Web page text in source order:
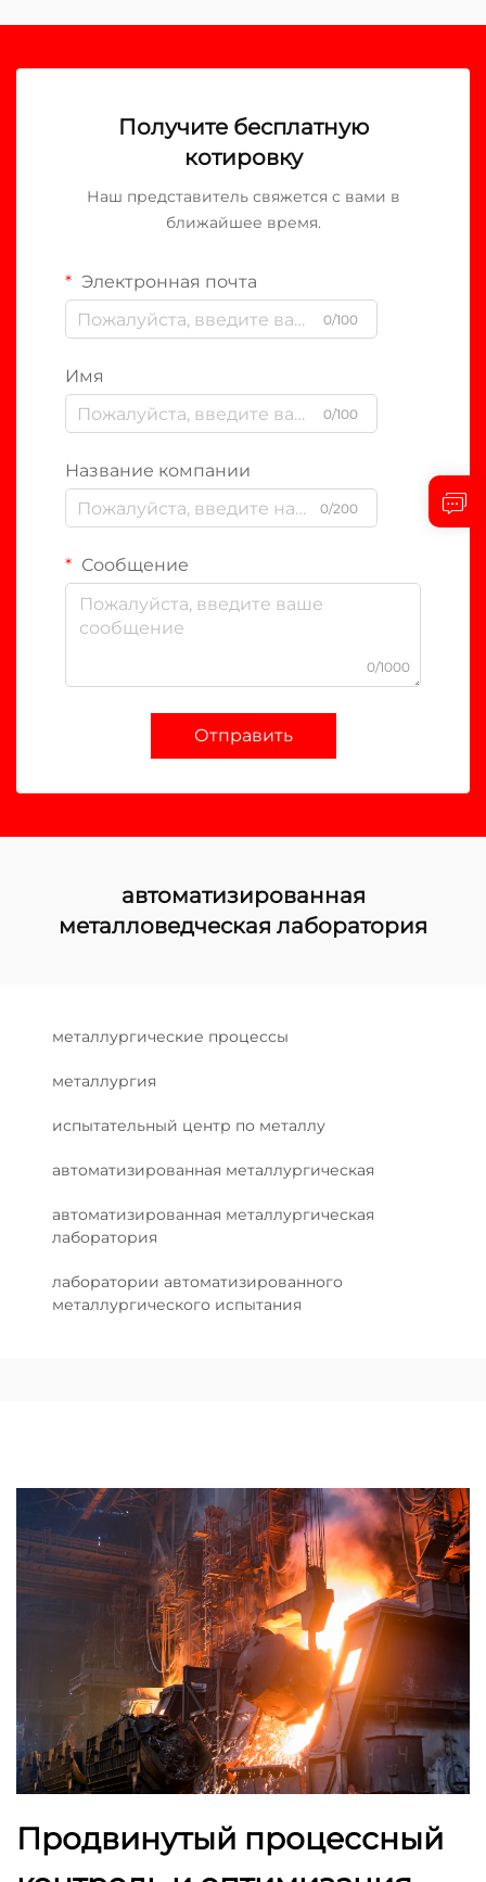
Получите бесплатную
котировку
Наш представитель свяжется с вами в
ближайшее время.
Электронная почта
0/100
Имя
0/100
Название компании
0/200
Сообщение
0/1000
Отправить
автоматизированная
металловедческая лаборатория
металлургические процессы
металлургия
испытательный центр по металлу
автоматизированная металлургическая
автоматизированная металлургическая
лаборатория
лаборатории автоматизированного
металлургического испытания
Продвинутый процессный